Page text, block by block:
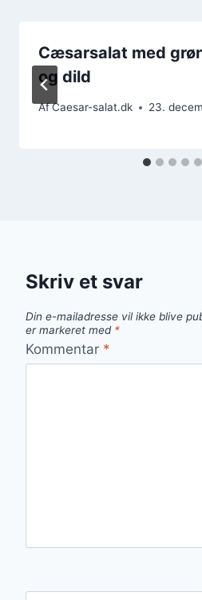
Cæsarsalat med
og dild
AfCaesar-salat.dk 23.
Skriv et svar
Din e-mailadresse vil ikke blive
er markeret med *
Kommentar *